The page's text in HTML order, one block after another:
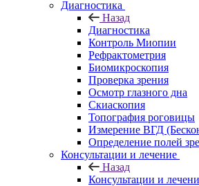
Диагностика
Назад
Диагностика
Контроль Миопии
Рефрактометрия
Биомикроскопия
Проверка зрения
Осмотр глазного дна
Скиаскопия
Топография роговицы
Измерение ВГД
Определение полей
Консультации и лечение
Назад
Консультации и